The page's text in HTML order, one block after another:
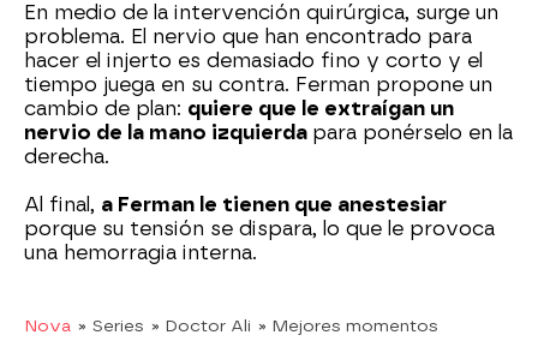
En medio de la intervención quirúrgica, surge un
problema. El nervio que han encontrado para
hacer el injerto es demasiado fino y corto y el
tiempo juega en su contra. Ferman propone un
cambio de plan: quiere que le extraígan un
nervio de la mano izquierda para ponérselo en la
derecha.
Al final, a Ferman le tienen que anestesiar
porque su tensión se dispara, lo que le provoca
una hemorragia interna.
Nova » Series » Doctor Ali » Mejores momentos